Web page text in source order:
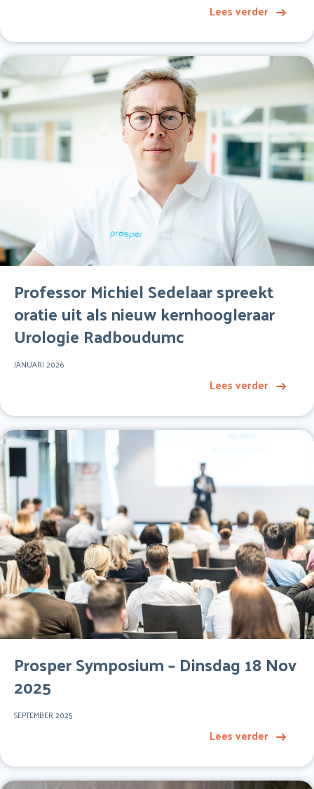
Lees verder
Professor Michiel Sedelaar spreekt
oratie uit als nieuw kernhoogleraar
Urologie Radboudumc
JANUARI 2026
Lees verder
Prosper Symposium – Dinsdag 18 Nov
2025
SEPTEMBER 2025
Lees verder